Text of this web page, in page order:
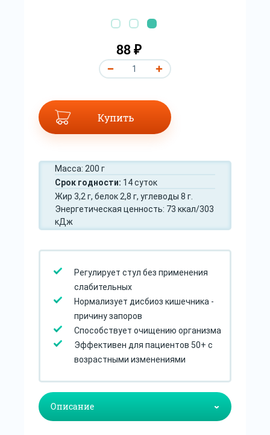
88 ₽
Купить
Масса: 200 г
Срок годности: 14 суток
Жир 3,2 г, белок 2,8 г, углеводы 8 г.
Энергетическая ценность: 73 ккал/303
кДж
Регулирует стул без применения
слабительных
Нормализует дисбиоз кишечника -
причину запоров
Способствует очищению организма
Эффективен для пациентов 50+ с
возрастными изменениями